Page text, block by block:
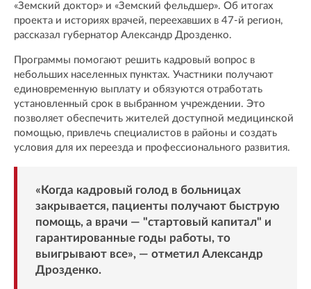
«Земский доктор» и «Земский фельдшер». Об итогах
проекта и историях врачей, переехавших в 47-й регион,
рассказал губернатор Александр Дрозденко.
Программы помогают решить кадровый вопрос в
небольших населенных пунктах. Участники получают
единовременную выплату и обязуются отработать
установленный срок в выбранном учреждении. Это
позволяет обеспечить жителей доступной медицинской
помощью, привлечь специалистов в районы и создать
условия для их переезда и профессионального развития.
«Когда кадровый голод в больницах
закрывается, пациенты получают быструю
помощь, а врачи — "стартовый капитал" и
гарантированные годы работы, то
выигрывают все», — отметил Александр
Дрозденко.